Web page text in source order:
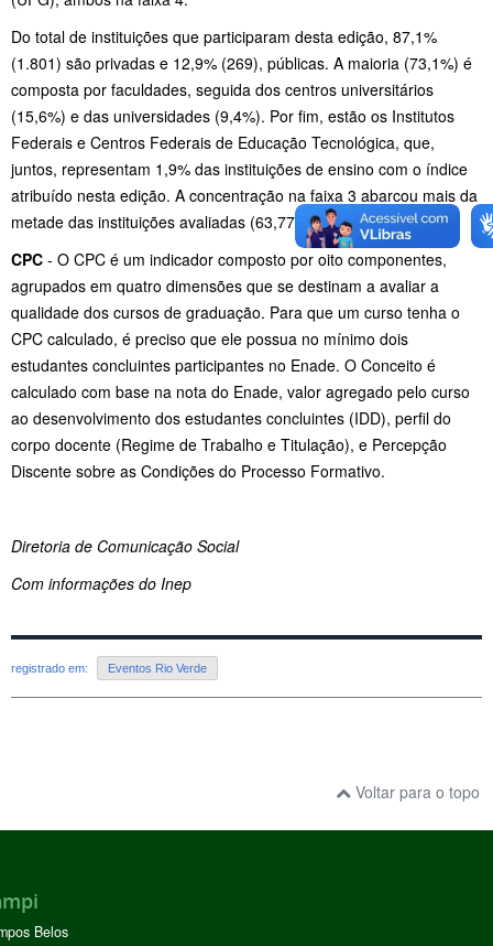
Do total de instituições que participaram desta edição, 87,1%
(1.801) são privadas e 12,9% (269), públicas. A maioria (73,1%) é
composta por faculdades, seguida dos centros universitários
(15,6%) e das universidades (9,4%). Por fim, estão os Institutos
Federais e Centros Federais de Educação Tecnológica, que,
juntos, representam 1,9% das instituições de ensino com o índice
atribuído nesta edição. A concentração na faixa 3 abarcou mais da
metade das instituições avaliadas (63,77%).
CPC - O CPC é um indicador composto por oito componentes,
agrupados em quatro dimensões que se destinam a avaliar a
qualidade dos cursos de graduação. Para que um curso tenha o
CPC calculado, é preciso que ele possua no mínimo dois
estudantes concluintes participantes no Enade. O Conceito é
calculado com base na nota do Enade, valor agregado pelo curso
ao desenvolvimento dos estudantes concluintes (IDD), perfil do
corpo docente (Regime de Trabalho e Titulação), e Percepção
Discente sobre as Condições do Processo Formativo.
Diretoria de Comunicação Social
Com informações do Inep
registrado em: Eventos Rio Verde
Voltar para o topo
Belos